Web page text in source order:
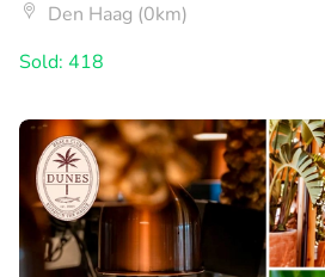
Den Haag (0km)
Sold: 418